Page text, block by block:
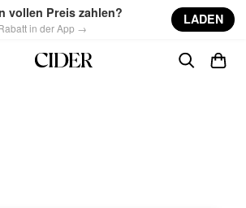
vollen Preis zahlen?
in der App →
LADEN